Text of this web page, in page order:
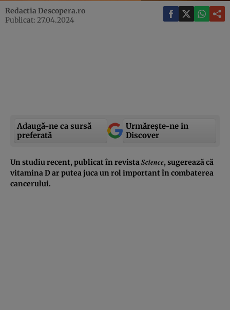
Redactia Descopera.ro
Publicat: 27.04.2024
Adaugă-ne ca sursă
preferată
Urmărește-ne in
Discover
Un studiu recent, publicat în revistaScience, sugerează că
vitamina D ar putea juca un rol important în combaterea
cancerului.